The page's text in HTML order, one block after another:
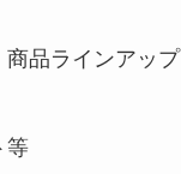
商品ラインアップ
等